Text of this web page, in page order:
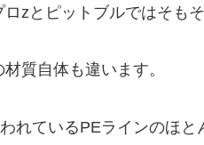
zとピットブルではそも
質自体も違います。
れているPEラインのほ